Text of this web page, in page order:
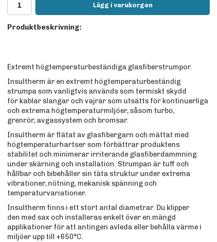
Lägg i varukorgen
Produktbeskrivning:
Extremt högtemperaturbeständiga glasfiberstrumpor.
Insultherm är en extremt högtemperaturbeständig
strumpa som vanligtvis används som termiskt skydd
för kablar slangar och vajrar som utsätts för kontinuerliga
och extrema högtemperaturmiljöer, såsom turbo,
grenrör, avgassystem och bromsar.
Insultherm är flätat av glasfibergarn och mättat med
högtemperaturhartser som förbättrar produktens
stabilitet och minimerar irriterande glasfiberdammning
under skärning och installation. Strumpan är tuff och
hållbar och bibehåller sin täta struktur under extrema
vibrationer, nötning, mekanisk spänning och
temperaturvariationer.
Insultherm finns i ett stort antal diametrar. Du klipper
den med sax och installeras enkelt över en mängd
applikationer för att antingen avleda eller behålla värme i
miljöer upp till +650°C.